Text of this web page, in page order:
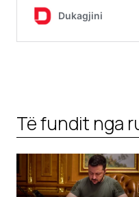
Të fundit nga